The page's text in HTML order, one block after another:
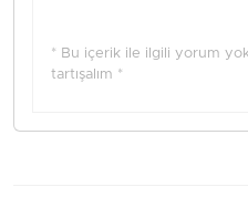
* Bu içerik ile ilgili yorum
tartışalım *